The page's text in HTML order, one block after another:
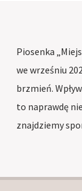
Piosenka
we wrześniu
brzmień.
to naprawdę
znajdziemy